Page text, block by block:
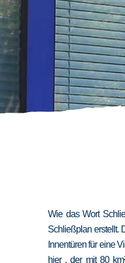
Wie das Wort
Schließplan erstellt.
Innentüren für eine
hier , der mit 80